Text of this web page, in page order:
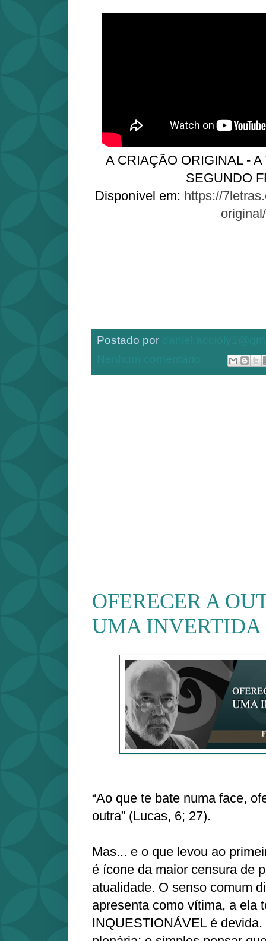
A CRIAÇÃO ORIGINAL -
SEGUNDO
Disponível em: https://
original/
Postado por
OFERECER A
UMA INVERTIDA
“Ao que te bate numa face,
outra” (Lucas, 6; 27).
Mas... e o que levou ao
é ícone da maior censura de
atualidade. O senso comum
apresenta como vítima, a ela
INQUESTIONÁVEL é